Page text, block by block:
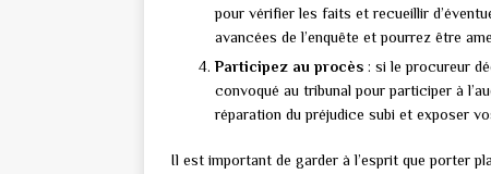
pour vérifier les faits et recueillir
avancées de l’enquête et pourrez être
Participez au procès : si le procureur
convoqué au tribunal pour participer à
réparation du préjudice subi et exposer
Il est important de garder à l’esprit que porter